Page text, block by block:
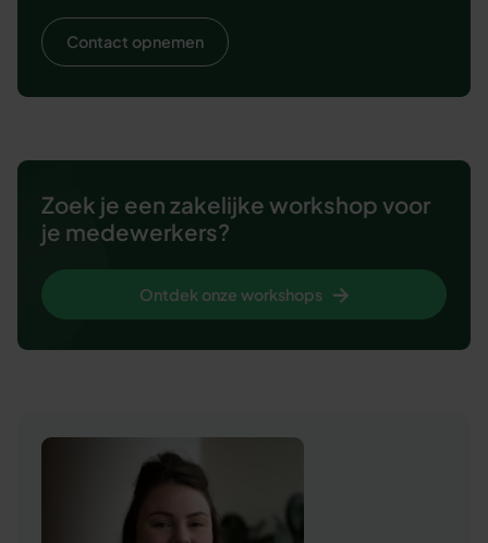
Contact opnemen
Zoek je een zakelijke workshop voor
je medewerkers?
Ontdek onze workshops